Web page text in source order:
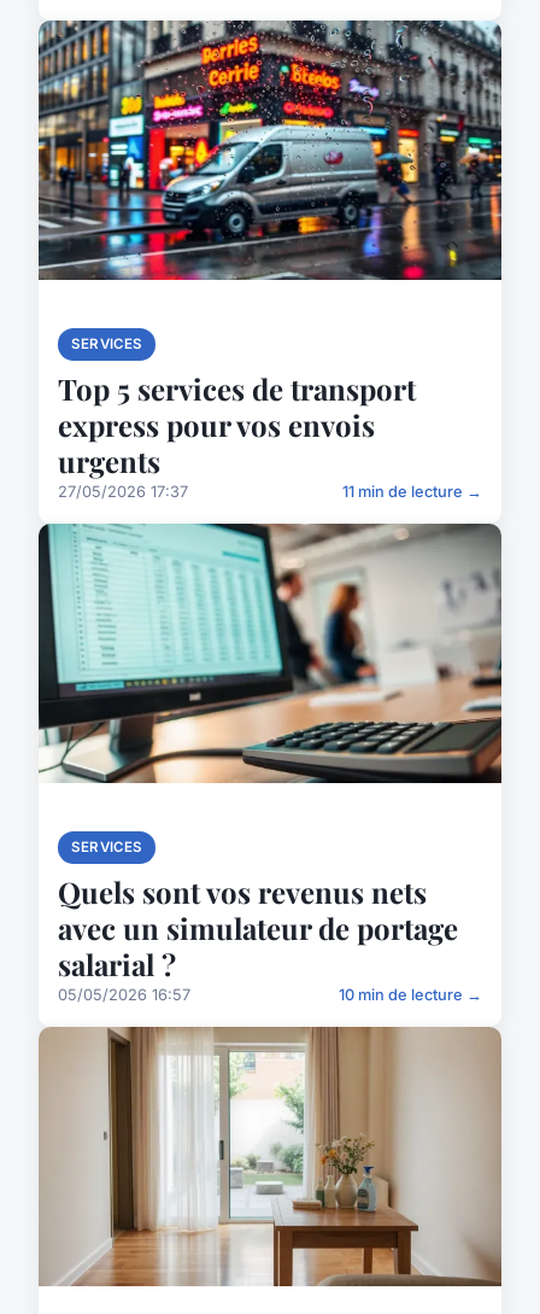
SERVICES
Top 5 services de transport
express pour vos envois
urgents
27/05/2026 17:37 11 min de lecture →
SERVICES
Quels sont vos revenus nets
avec un simulateur de portage
salarial ?
05/05/2026 16:57 10 min de lecture →